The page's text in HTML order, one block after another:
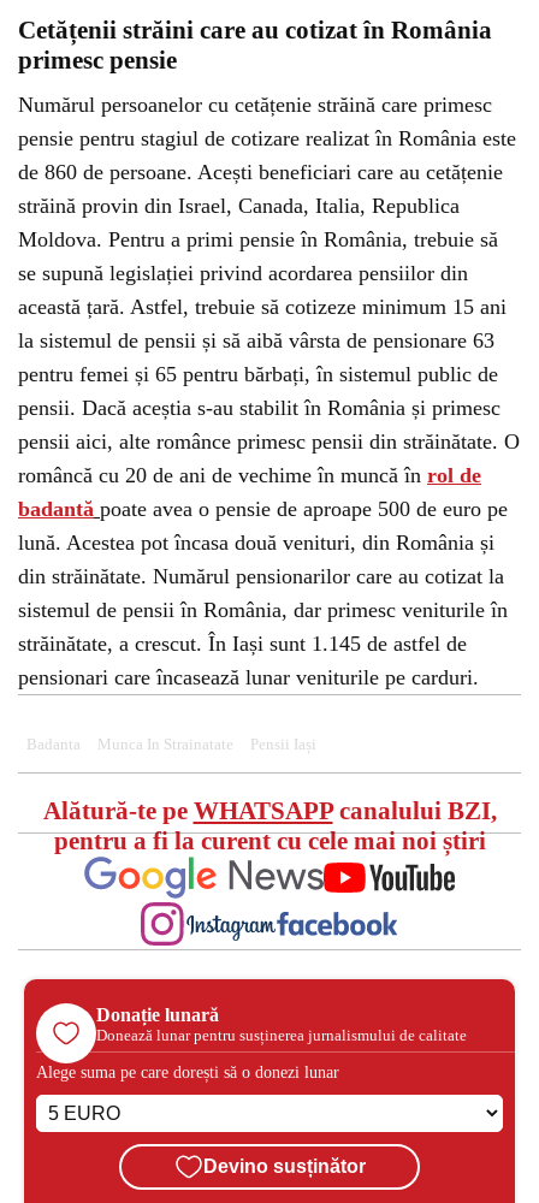
Cetățenii străini care au cotizat în România
primesc pensie
Numărul persoanelor cu cetățenie străină care primesc
pensie pentru stagiul de cotizare realizat în România este
de 860 de persoane. Acești beneficiari care au cetățenie
străină provin din Israel, Canada, Italia, Republica
Moldova. Pentru a primi pensie în România, trebuie să
se supună legislației privind acordarea pensiilor din
această țară. Astfel, trebuie să cotizeze minimum 15 ani
la sistemul de pensii și să aibă vârsta de pensionare 63
pentru femei și 65 pentru bărbați, în sistemul public de
pensii. Dacă aceștia s-au stabilit în România și primesc
pensii aici, alte românce primesc pensii din străinătate. O
româncă cu 20 de ani de vechime în muncă în rol de
badantă poate avea o pensie de aproape 500 de euro pe
lună. Acestea pot încasa două venituri, din România și
din străinătate. Numărul pensionarilor care au cotizat la
sistemul de pensii în România, dar primesc veniturile în
străinătate, a crescut. În Iași sunt 1.145 de astfel de
pensionari care încasează lunar veniturile pe carduri.
Badanta Munca In Strainatate Pensii Iași
Alătură-te pe WHATSAPPcanalului BZI,
pentru a fi la curent cu cele mai noi știri
Donație lunară
Donează lunar pentru susținerea jurnalismului de calitate
Alege suma pe care dorești să o donezi lunar
Devino susținător